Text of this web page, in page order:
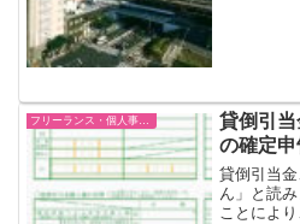
貸倒引
の確定申
貸倒引当
ん」と読
ことによ